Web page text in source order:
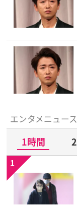
エンタメニュー
1時間
1